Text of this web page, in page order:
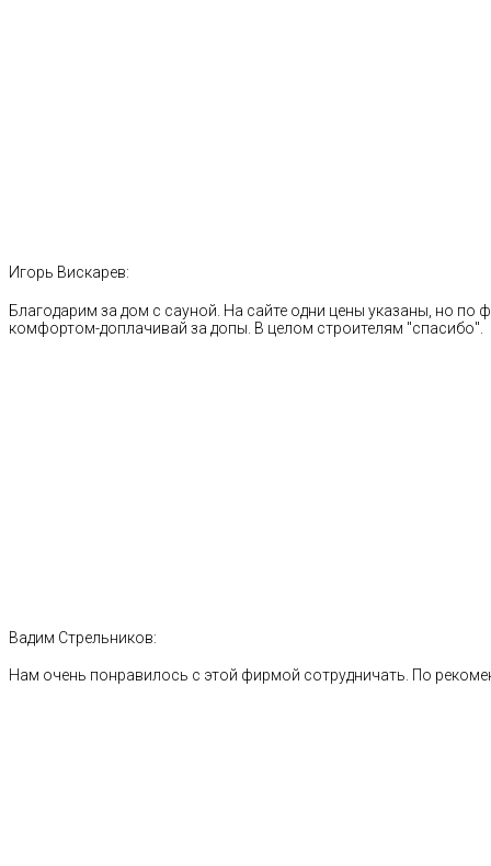
Игорь Вискарев:
Благодарим за дом с сауной. На сайте одни цены указаны, но по
комфортом-доплачивай за допы. В целом строителям "спасибо".
Вадим Стрельников:
Нам очень понравилось с этой фирмой сотрудничать. По